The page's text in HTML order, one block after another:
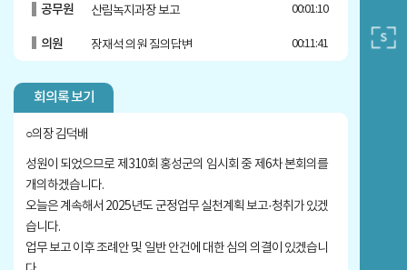
공무원 산림녹지과장 보고 00:01:10
의원 장재석 의원 질의답변 00:11:41
최선경 의원 질의답변
의원 권영식 의원 질의답변 00:39:40
의원 이정희 의원 질의답변
의원
의원 이정희 의원 질의답변 00:54:03
회의록 보기
○의장 김덕배
성원이 되었으므로 제310회 홍성군의 임시회 중 제6차 본회의를
개의하겠습니다.
오늘은 계속해서 2025년도 군정업무 실천계획 보고·청취가 있겠
습니다.
업무 보고 이후 조례안 및 일반 안건에 대한 심의 의결이 있겠습니